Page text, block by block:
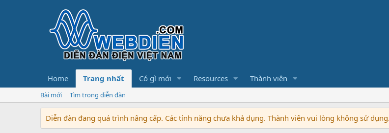
Home Trang nhất Có gì mới Resources Thành viên
Bài mới Tìm trong diễn đàn
Diễn đàn đang quá trình nâng cấp. Các tính năng chưa khả dụng. Thành viên vui lòng không sử